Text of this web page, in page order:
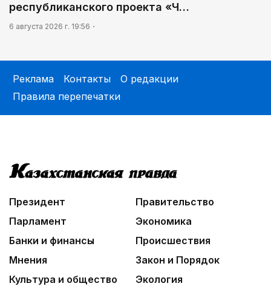
республиканского проекта «Ч…
6 августа 2026 г. 19:56
Реклама Контакты
О редакции
Правила перепечатки
Президент
Правительство
Парламент
Экономика
Банки и финансы
Происшествия
Мнения
Закон и Порядок
Культура и общество
Экология